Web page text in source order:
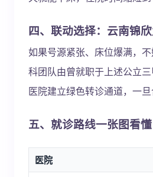
四、联动选择：云南锦
如果号源紧张、床位爆满，
科团队由曾就职于上述公立
医院建立绿色转诊通道，一
五、就诊路线一张图看懂
医院